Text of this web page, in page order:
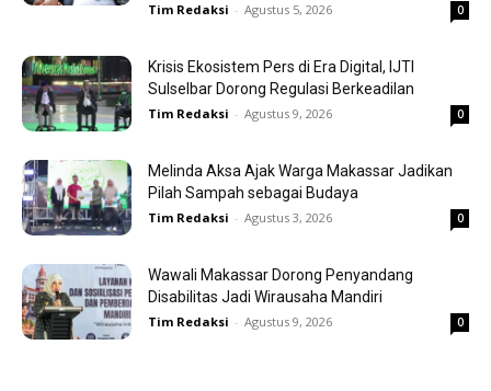
Tim Redaksi - Agustus 5, 2026 0
Krisis Ekosistem Pers di Era Digital, IJTI
Sulselbar Dorong Regulasi Berkeadilan
Tim Redaksi - Agustus 9, 2026 0
Melinda Aksa Ajak Warga Makassar Jadikan
Pilah Sampah sebagai Budaya
Tim Redaksi - Agustus 3, 2026 0
Wawali Makassar Dorong Penyandang
Disabilitas Jadi Wirausaha Mandiri
Tim Redaksi - Agustus 9, 2026 0